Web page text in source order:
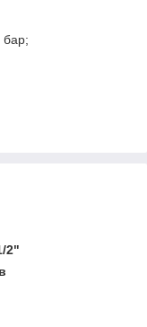
бар;
2"